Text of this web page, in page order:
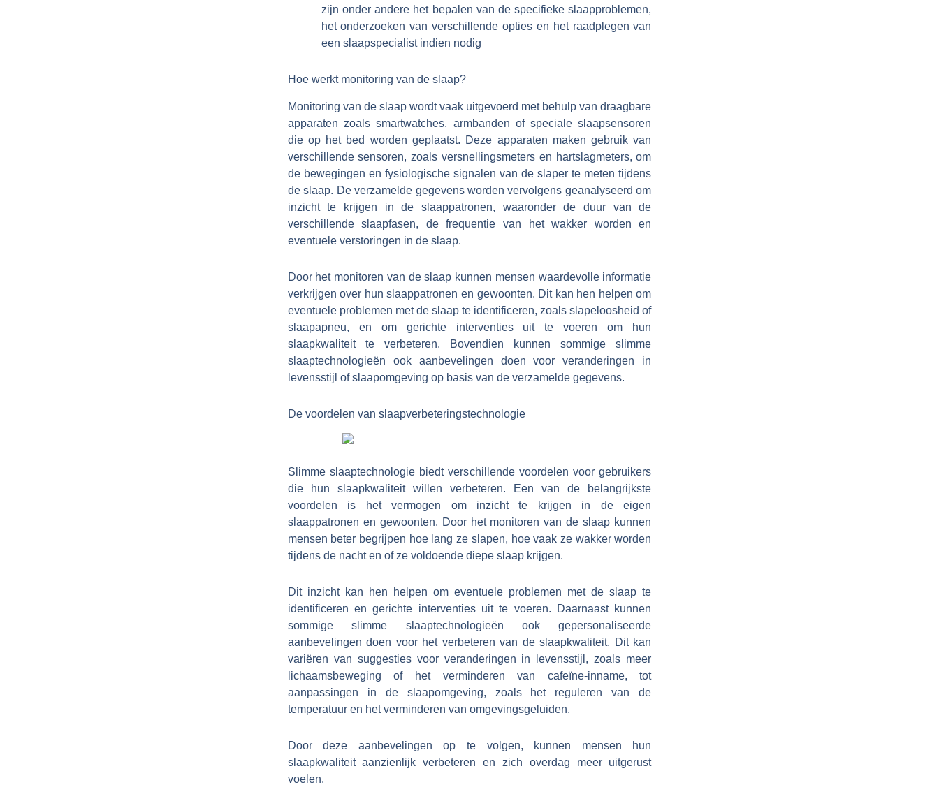
zijn onder andere het bepalen van de specifieke slaapproblemen,
het onderzoeken van verschillende opties en het raadplegen van
een slaapspecialist indien nodig
Hoe werkt monitoring van de slaap?
Monitoring van de slaap wordt vaak uitgevoerd met behulp van draagbare
apparaten zoals smartwatches, armbanden of speciale slaapsensoren
die op het bed worden geplaatst. Deze apparaten maken gebruik van
verschillende sensoren, zoals versnellingsmeters en hartslagmeters, om
de bewegingen en fysiologische signalen van de slaper te meten tijdens
de slaap. De verzamelde gegevens worden vervolgens geanalyseerd om
inzicht te krijgen in de slaappatronen, waaronder de duur van de
verschillende slaapfasen, de frequentie van het wakker worden en
eventuele verstoringen in de slaap.
Door het monitoren van de slaap kunnen mensen waardevolle informatie
verkrijgen over hun slaappatronen en gewoonten. Dit kan hen helpen om
eventuele problemen met de slaap te identificeren, zoals slapeloosheid of
slaapapneu, en om gerichte interventies uit te voeren om hun
slaapkwaliteit te verbeteren. Bovendien kunnen sommige slimme
slaaptechnologieën ook aanbevelingen doen voor veranderingen in
levensstijl of slaapomgeving op basis van de verzamelde gegevens.
De voordelen van slaapverbeteringstechnologie
Slimme slaaptechnologie biedt verschillende voordelen voor gebruikers
die hun slaapkwaliteit willen verbeteren. Een van de belangrijkste
voordelen is het vermogen om inzicht te krijgen in de eigen
slaappatronen en gewoonten. Door het monitoren van de slaap kunnen
mensen beter begrijpen hoe lang ze slapen, hoe vaak ze wakker worden
tijdens de nacht en of ze voldoende diepe slaap krijgen.
Dit inzicht kan hen helpen om eventuele problemen met de slaap te
identificeren en gerichte interventies uit te voeren. Daarnaast kunnen
sommige slimme slaaptechnologieën ook gepersonaliseerde
aanbevelingen doen voor het verbeteren van de slaapkwaliteit. Dit kan
variëren van suggesties voor veranderingen in levensstijl, zoals meer
lichaamsbeweging of het verminderen van cafeïne-inname, tot
aanpassingen in de slaapomgeving, zoals het reguleren van de
temperatuur en het verminderen van omgevingsgeluiden.
Door deze aanbevelingen op te volgen, kunnen mensen hun
slaapkwaliteit aanzienlijk verbeteren en zich overdag meer uitgerust
voelen.